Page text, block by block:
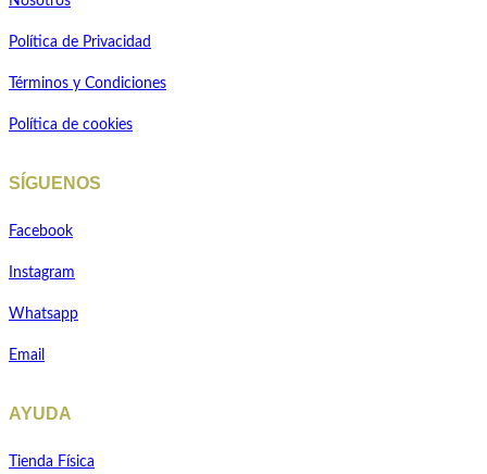
Política de Privacidad
Términos y Condiciones
Política de cookies
SÍGUENOS
Facebook
Instagram
Whatsapp
Email
AYUDA
Tienda Física